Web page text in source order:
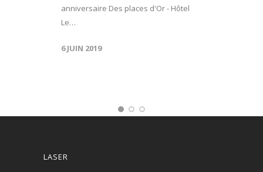
anniversaire Des places d'Or - Hôtel
Le…
6 JUIN 2019
LASER